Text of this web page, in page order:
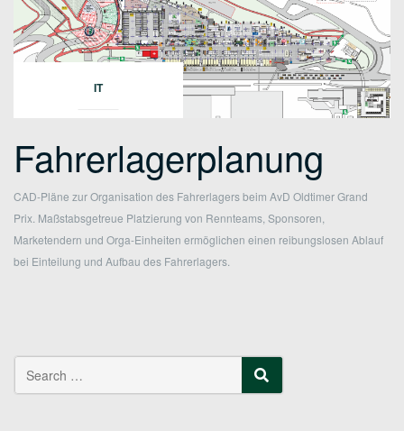
IT
Fahrerlagerplanung
CAD-Pläne zur Organisation des Fahrerlagers beim AvD Oldtimer Grand
Prix. Maßstabsgetreue Platzierung von Rennteams, Sponsoren,
Marketendern und Orga-Einheiten ermöglichen einen reibungslosen Ablauf
bei Einteilung und Aufbau des Fahrerlagers.
Search SEARCH